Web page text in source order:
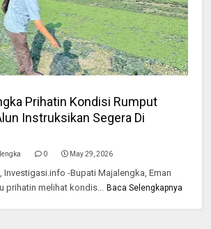
Prihatin Kondisi Rumput
Instruksikan Segera Di
0 May 29, 2026
-Bupati Majalengka, Eman
prihatin melihat kondis...
Baca Selengkapnya